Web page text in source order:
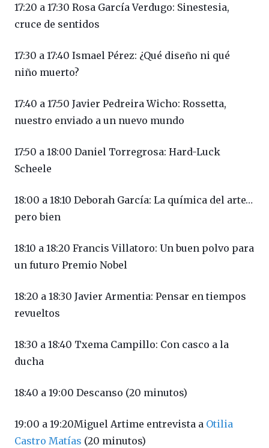
17:20 a 17:30 Rosa García Verdugo: Sinestesia,
cruce de sentidos
17:30 a 17:40 Ismael Pérez: ¿Qué diseño ni qué
niño muerto?
17:40 a 17:50 Javier Pedreira Wicho: Rossetta,
nuestro enviado a un nuevo mundo
17:50 a 18:00 Daniel Torregrosa: Hard-Luck
Scheele
18:00 a 18:10 Deborah García: La química del arte…
pero bien
18:10 a 18:20 Francis Villatoro: Un buen polvo para
un futuro Premio Nobel
18:20 a 18:30 Javier Armentia: Pensar en tiempos
revueltos
18:30 a 18:40 Txema Campillo: Con casco a la
ducha
18:40 a 19:00 Descanso (20 minutos)
19:00 a 19:20Miguel Artime entrevista a Otilia
Castro Matías (20 minutos)